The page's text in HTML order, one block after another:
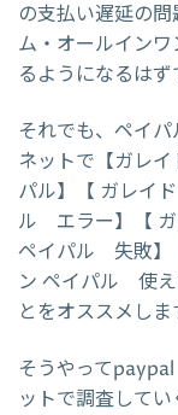
の支払い遅延の
ム・オールイン
るようになるはず
それでも、ペイパ
ネットで【ガレ
パル】【 ガレイ
ル エラー】【 ガ
ペイパル 失敗】
ン ペイパル 使え
とをオススメしま
そうやって
ットで調査して